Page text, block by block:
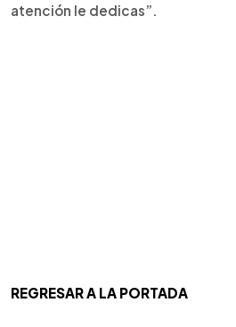
atención le dedicas”.
REGRESAR A LA PORTADA